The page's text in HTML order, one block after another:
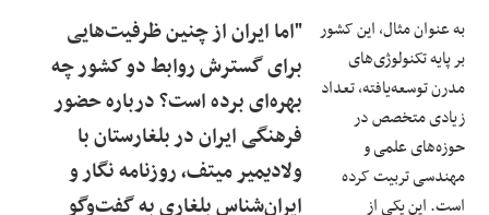
"اما ایران از چنین ظرفیت‌هایی
برای گسترش روابط دو کشور چه
بهره‌ای برده است؟ درباره حضور
فرهنگی ایران در بلغارستان با
ولادیمیر میتف، روزنامه نگار و
ایران‌شناس بلغاری به گفت‌وگو
به عنوان مثال، این کشور
بر پایه تکنولوژی‌های
مدرن توسعه‌یافته، تعداد
زیادی متخصص در
حوزه‌های علمی و
مهندسی تربیت کرده
است. این یکی از